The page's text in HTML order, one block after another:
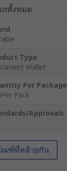
กทั้งหมด
Type
Wallet
Per Package
Pack
Approvals
ฑ์ที่คล้ายกัน